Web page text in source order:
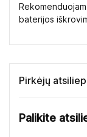
baterijos
Pirkėjų
Palikite